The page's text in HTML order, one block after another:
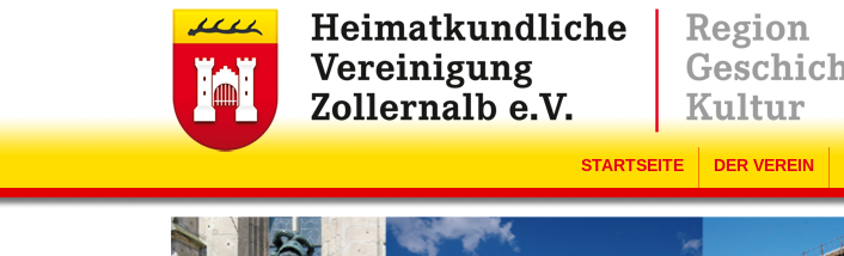
STARTSEITE DER VEREIN